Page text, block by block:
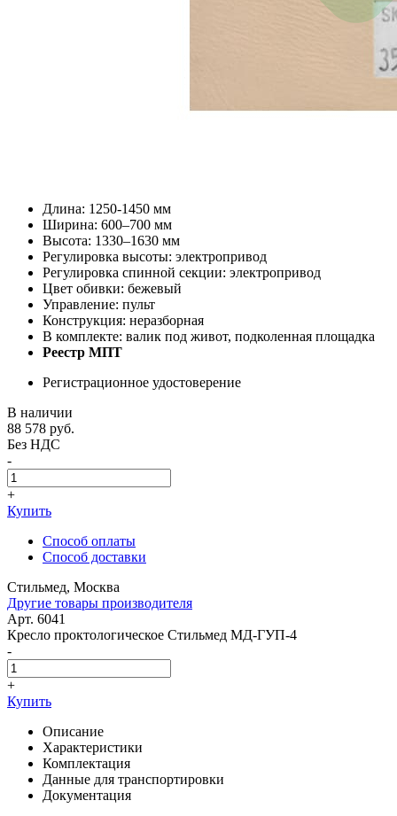
Длина: 1250-1450 мм
Ширина: 600–700 мм
Высота: 1330–1630 мм
Регулировка высоты: электропривод
Регулировка спинной секции: электропривод
Цвет обивки: бежевый
Управление: пульт
Конструкция: неразборная
В комплекте: валик под живот, подколенная площадка
Реестр МПТ
Регистрационное удостоверение
В наличии
88 578 руб.
Без НДС
-
+
Купить
Способ оплаты
Способ доставки
Стильмед, Москва
Другие товары производителя
Арт. 6041
Кресло проктологическое Стильмед МД-ГУП-4
-
+
Купить
Описание
Характеристики
Комплектация
Данные для транспортировки
Документация